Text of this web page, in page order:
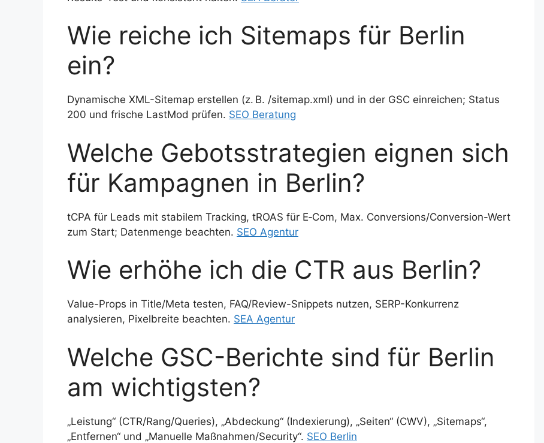
Wie reiche ich Sitemaps für Berlin
ein?
Dynamische XML-Sitemap erstellen (z. B. /sitemap.xml) und in der GSC einreichen; Status
200 und frische LastMod prüfen. SEO Beratung
Welche Gebotsstrategien eignen sich
für Kampagnen in Berlin?
tCPA für Leads mit stabilem Tracking, tROAS für E‑Com, Max. Conversions/Conversion-Wert
zum Start; Datenmenge beachten. SEO Agentur
Wie erhöhe ich die CTR aus Berlin?
Value-Props in Title/Meta testen, FAQ/Review-Snippets nutzen, SERP-Konkurrenz
analysieren, Pixelbreite beachten. SEA Agentur
Welche GSC-Berichte sind für Berlin
am wichtigsten?
„Leistung“ (CTR/Rang/Queries), „Abdeckung“ (Indexierung), „Seiten“ (CWV), „Sitemaps“,
„Entfernen“ und „Manuelle Maßnahmen/Security“. SEO Berlin